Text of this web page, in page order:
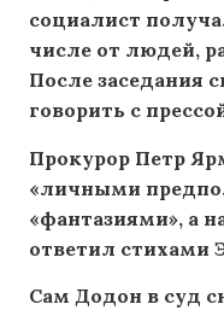
социалист
числе от людей,
После заседания
говорить с
Прокурор Петр
«личными
«фантазиями», а
ответил стихами
Сам Додон в суд